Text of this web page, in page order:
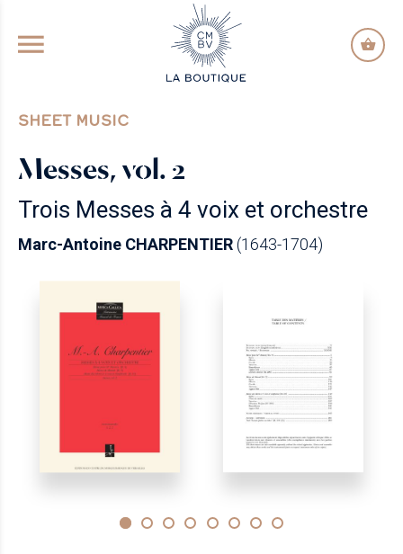
GO TO PRINCIPAL CONTENT
SHEET MUSIC
Messes, vol. 2
Trois Messes à 4 voix et orchestre
Marc-Antoine CHARPENTIER(1643-1704)